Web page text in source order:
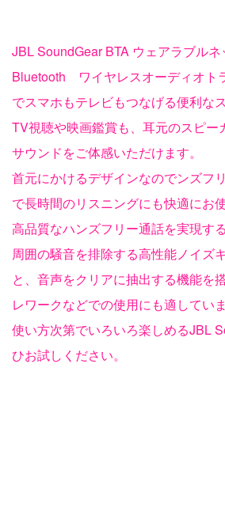
JBL SoundGear BTA ウェアラブル
Bluetooth ワイヤレスオーディオト
でスマホもテレビもつなげる便利な
TV視聴や映画鑑賞も、耳元のスピー
サウンドをご体感いただけます。
首元にかけるデザインなのでンズフ
で長時間のリスニングにも快適にお
高品質なハンズフリー通話を実現す
周囲の騒音を排除する高性能ノイズ
と、音声をクリアに抽出する機能を
レワークなどでの使用にも適していま
使い方次第でいろいろ楽しめるJBL
ひお試しください。